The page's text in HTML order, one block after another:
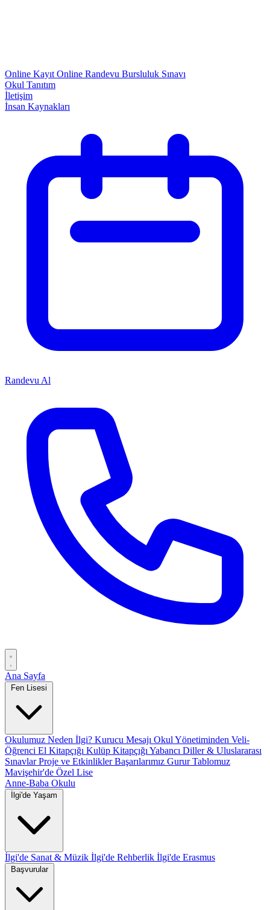
Online Kayıt Online Randevu Bursluluk Sınavı
Okul Tanıtım
İletişim
İnsan Kaynakları
Randevu Al
Ana Sayfa
Fen Lisesi
Okulumuz Neden İlgi? Kurucu Mesajı Okul Yönetiminden Veli-
Öğrenci El Kitapçığı Kulüp Kitapçığı Yabancı Diller & Uluslararası
SınavlarProje ve EtkinliklerBaşarılarımız Gurur Tablomuz
Mavişehir'de Özel Lise
Anne-Baba Okulu
İlgi'de Yaşam
İlgi'de Sanat & Müzik İlgi'de Rehberlik İlgi'de Erasmus
Başvurular